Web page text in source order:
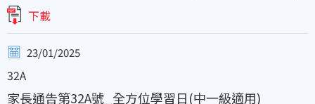
下載
23/01/2025
32A
家長通告第32A號_全方位學習日(中一級適用)